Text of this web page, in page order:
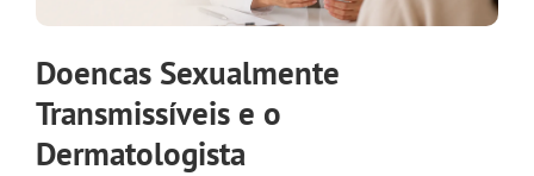
Doencas Sexualmente
Transmissíveis e o
Dermatologista